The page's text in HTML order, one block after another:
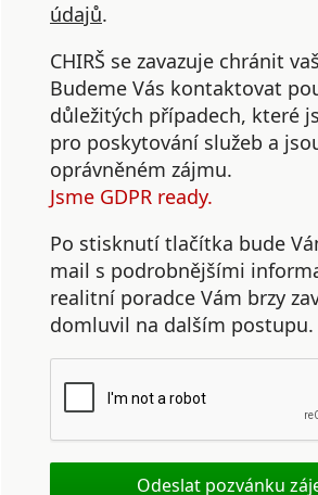
údajů.
CHIRŠ se zavazuje chránit
Budeme Vás kontaktovat
důležitých případech, které
pro poskytování služeb a
oprávněném zájmu.
Jsme GDPR ready.
Po stisknutí tlačítka bude
mail s podrobnějšími
realitní poradce Vám brzy
domluvil na dalším postupu.